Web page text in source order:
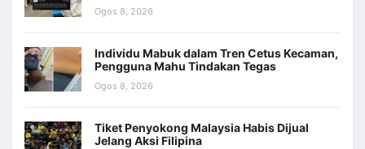
Ogos 8, 2026
Individu Mabuk dalam Tren Cetus Kecaman,
Pengguna Mahu Tindakan Tegas
Ogos 8, 2026
Tiket Penyokong Malaysia Habis Dijual
Jelang Aksi Filipina